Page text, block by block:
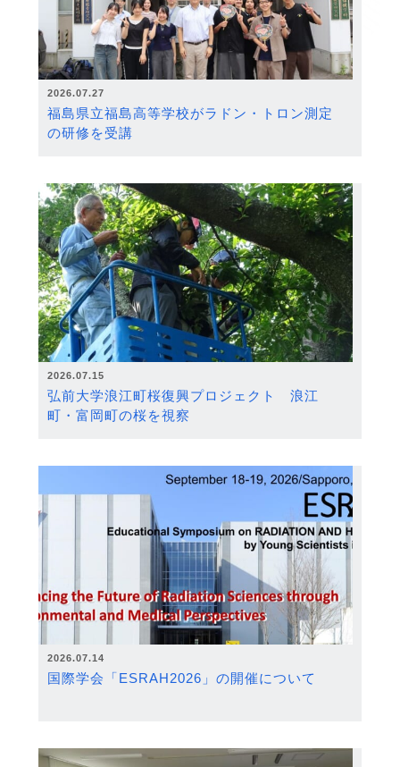
2026.07.27
福島県立福島高等学校がラドン・トロン測定
の研修を受講
2026.07.15
弘前大学浪江町桜復興プロジェクト 浪江
町・富岡町の桜を視察
2026.07.14
国際学会「ESRAH2026」の開催について